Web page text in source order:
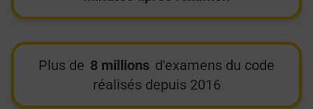
Plus de 8 millions d'examens du code
réalisés depuis 2016